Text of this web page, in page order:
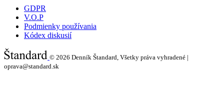
GDPR
V.O.P
Podmienky používania
Kódex diskusií
© 2026 Denník Štandard, Všetky práva vyhradené |
oprava@standard.sk